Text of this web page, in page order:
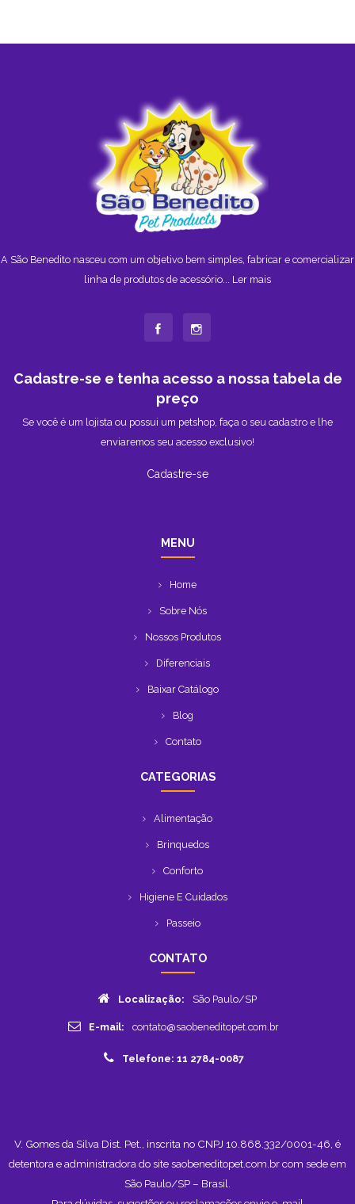
A São Benedito nasceu com um objetivo bem simples, fabricar e comercializar
linha de produtos de acessório... Ler mais
Cadastre-se e tenha acesso a nossa tabela de
preço
Se você é um lojista ou possui um petshop, faça o seu cadastro e lhe
enviaremos seu acesso exclusivo!
Cadastre-se
MENU
Home
Sobre Nós
Nossos Produtos
Diferenciais
Baixar Catálogo
Blog
Contato
CATEGORIAS
Alimentação
Brinquedos
Conforto
Higiene E Cuidados
Passeio
CONTATO
Localização: São Paulo/SP
E-mail: contato@saobeneditopet.com.br
Telefone: 11 2784-0087
V. Gomes da Silva Dist. Pet., inscrita no CNPJ 10.868.332/0001-46, é
detentora e administradora do site saobeneditopet.com.br com sede em
São Paulo/SP – Brasil.